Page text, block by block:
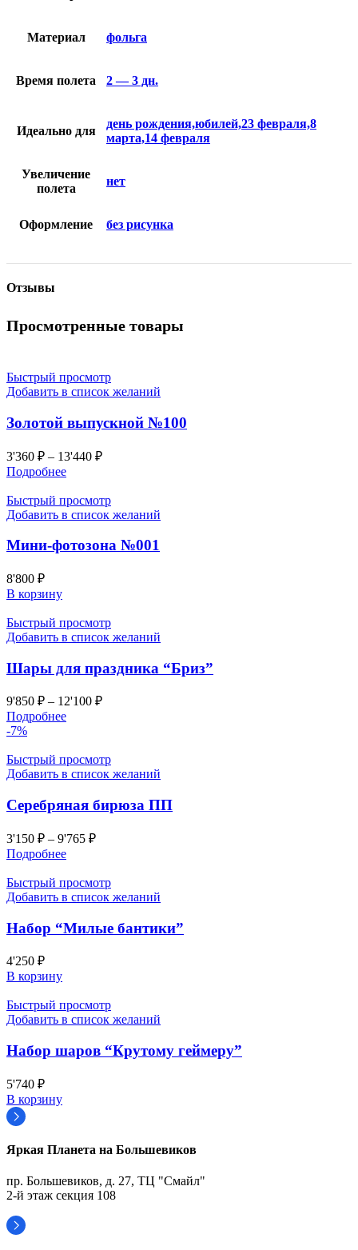
Материал фольга
Время полета 2 — 3 дн.
Идеально для
день рождения,юбилей,23 февраля,8
марта,14 февраля
Увеличение
полета
нет
Оформление без рисунка
Отзывы
Просмотренные товары
Быстрый просмотр
Добавить в список желаний
Золотой выпускной №100
3'360 ₽ – 13'440 ₽
Подробнее
Быстрый просмотр
Добавить в список желаний
Мини-фотозона №001
8'800 ₽
В корзину
Быстрый просмотр
Добавить в список желаний
Шары для праздника “Бриз”
9'850 ₽ – 12'100 ₽
Подробнее
-7%
Быстрый просмотр
Добавить в список желаний
Серебряная бирюза ПП
3'150 ₽ – 9'765 ₽
Подробнее
Быстрый просмотр
Добавить в список желаний
Набор “Милые бантики”
4'250 ₽
В корзину
Быстрый просмотр
Добавить в список желаний
Набор шаров “Крутому геймеру”
5'740 ₽
В корзину
Яркая Планета на Большевиков
пр. Большевиков, д. 27, ТЦ "Смайл"
2-й этаж секция 108